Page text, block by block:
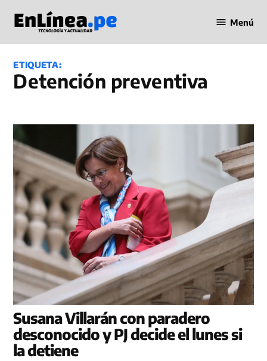
contenido
en Línea
Menú
ETIQUETA:
Detención preventiva
Susana Villarán con paradero
desconocido y PJ decide el lunes si
la detiene